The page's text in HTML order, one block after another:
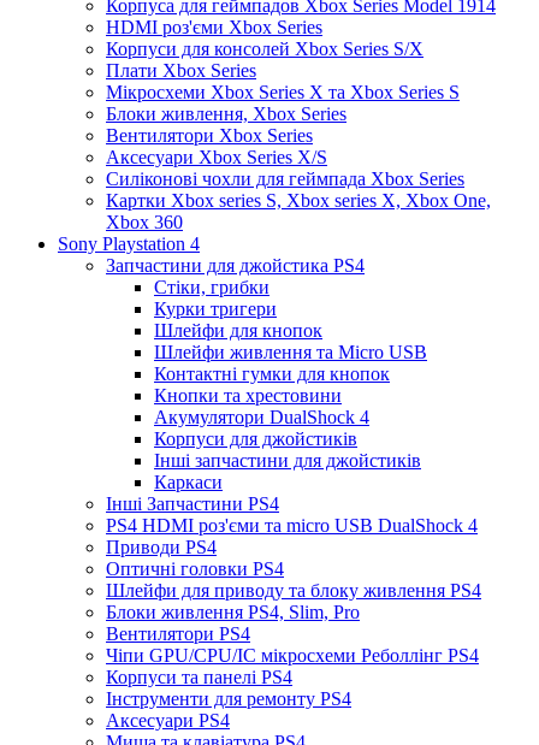
Корпуса для геймпадов Xbox Series Model 1914
HDMI роз'єми Xbox Series
Корпуси для консолей Xbox Series S/X
Плати Xbox Series
Мікросхеми Xbox Series X та Xbox Series S
Блоки живлення, Xbox Series
Вентилятори Xbox Series
Аксесуари Xbox Series X/S
Силіконові чохли для геймпада Xbox Series
Картки Xbox series S, Xbox series X, Xbox One,
Xbox 360
Sony Playstation 4
Запчастини для джойстика PS4
Стіки, грибки
Курки тригери
Шлейфи для кнопок
Шлейфи живлення та Micro USB
Контактні гумки для кнопок
Кнопки та хрестовини
Акумулятори DualShock 4
Корпуси для джойстиків
Інші запчастини для джойстиків
Каркаси
Інші Запчастини PS4
PS4 HDMI роз'єми та micro USB DualShock 4
Приводи PS4
Оптичні головки PS4
Шлейфи для приводу та блоку живлення PS4
Блоки живлення PS4, Slim, Pro
Вентилятори PS4
Чіпи GPU/CPU/IC мікросхеми Реболлінг PS4
Корпуси та панелі PS4
Інструменти для ремонту PS4
Аксесуари PS4